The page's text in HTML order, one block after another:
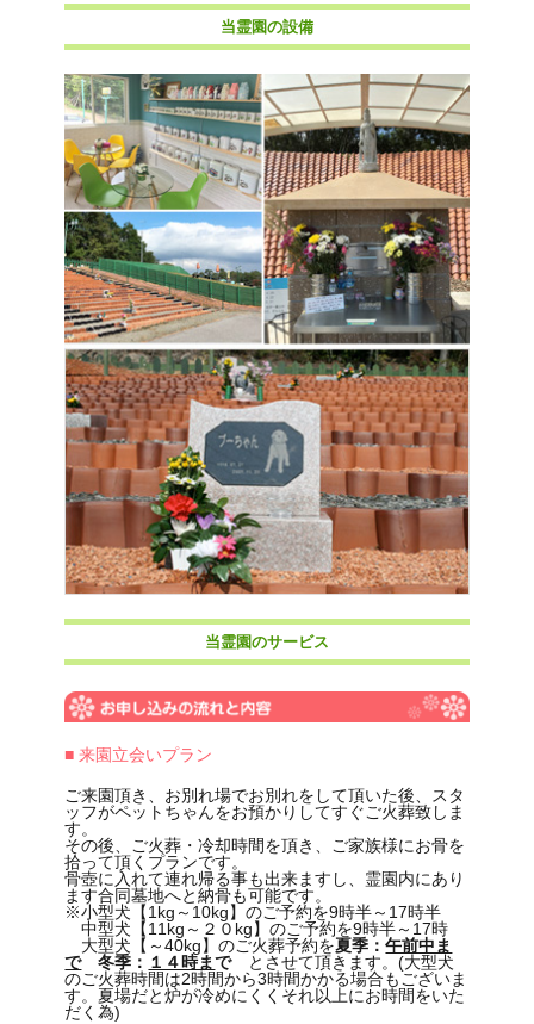
当霊園の設備
当霊園のサービス
■ 来園立会いプラン
ご来園頂き、お別れ場でお別れをして頂いた後、スタ
ッフがペットちゃんをお預かりしてすぐご火葬致しま
す。
その後、ご火葬・冷却時間を頂き、ご家族様にお骨を
拾って頂くプランです。
骨壺に入れて連れ帰る事も出来ますし、霊園内にあり
ます合同墓地へと納骨も可能です。
※小型犬【1kg～10kg】のご予約を9時半～17時半
中型犬【11kg～２０kg】のご予約を9時半～17時
大型犬【～40kg】のご火葬予約を夏季：午前中ま
で
冬季： １４時までとさせて頂きます。(大型犬
のご火葬時間は2時間から3時間かかる場合もございま
す。夏場だと炉が冷めにくくそれ以上にお時間をいた
だく為)